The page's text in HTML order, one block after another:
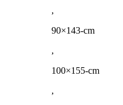
,
90×143-cm
,
100×155-cm
,